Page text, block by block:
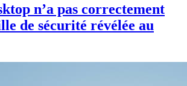
n’a pas correctement
de sécurité révélée au